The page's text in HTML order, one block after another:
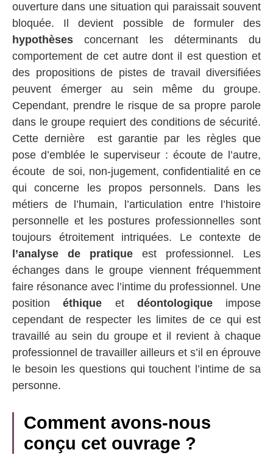
ouverture dans une situation qui paraissait souvent
bloquée. Il devient possible de formuler des
hypothèses concernant les déterminants du
comportement de cet autre dont il est question et
des propositions de pistes de travail diversifiées
peuvent émerger au sein même du groupe.
Cependant, prendre le risque de sa propre parole
dans le groupe requiert des conditions de sécurité.
Cette dernière est garantie par les règles que
pose d’emblée le superviseur : écoute de l’autre,
écoute de soi, non-jugement, confidentialité en ce
qui concerne les propos personnels. Dans les
métiers de l’humain, l’articulation entre l’histoire
personnelle et les postures professionnelles sont
toujours étroitement intriquées. Le contexte de
l’analyse de pratique est professionnel. Les
échanges dans le groupe viennent fréquemment
faire résonance avec l’intime du professionnel. Une
positionéthique et déontologiqueimpose
cependant de respecter les limites de ce qui est
travaillé au sein du groupe et il revient à chaque
professionnel de travailler ailleurs et s’il en éprouve
le besoin les questions qui touchent l’intime de sa
personne.
Comment avons-nous
conçu cet ouvrage ?